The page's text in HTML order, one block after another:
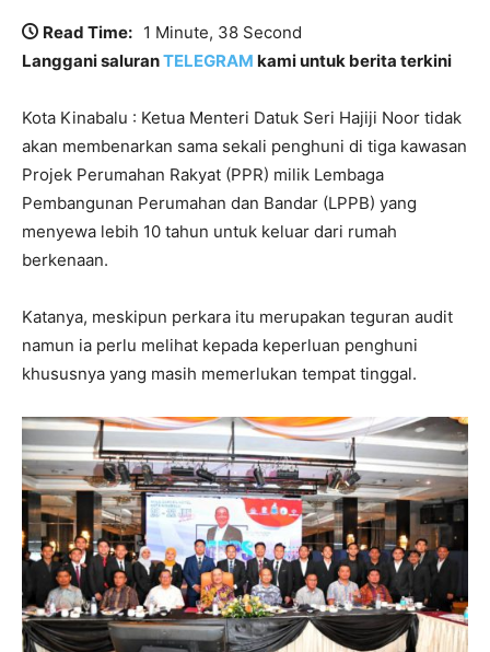
Read Time: 1 Minute, 38 Second
Langgani saluranTELEGRAM kami untuk berita terkini
Kota Kinabalu : Ketua Menteri Datuk Seri Hajiji Noor tidak
akan membenarkan sama sekali penghuni di tiga kawasan
Projek Perumahan Rakyat (PPR) milik Lembaga
Pembangunan Perumahan dan Bandar (LPPB) yang
menyewa lebih 10 tahun untuk keluar dari rumah
berkenaan.
Katanya, meskipun perkara itu merupakan teguran audit
namun ia perlu melihat kepada keperluan penghuni
khususnya yang masih memerlukan tempat tinggal.